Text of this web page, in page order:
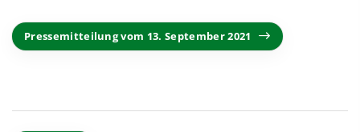
Pressemitteilung vom 13. September 2021